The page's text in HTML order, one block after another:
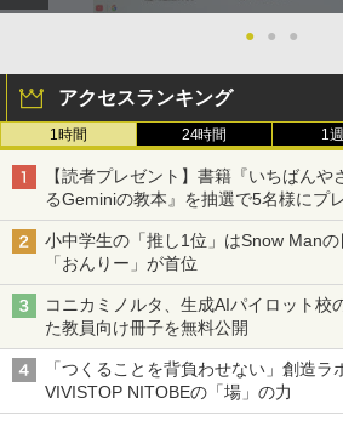
● ● ●
アクセスランキング
1時間 24時間 1
【読者プレゼント】書籍『いちばんや
るGeminiの教本』を抽選で5名様に
2026年8月12日（水）まで
小中学生の「推し1位」はSnow Man
「おんりー」が首位
コニカミノルタ、生成AIパイロット校
た教員向け冊子を無料公開
「つくることを背負わせない」創造ラ
VIVISTOP NITOBEの「場」の力